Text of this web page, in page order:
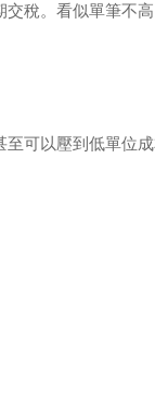
稅。看似單筆不
可以壓到低單位成